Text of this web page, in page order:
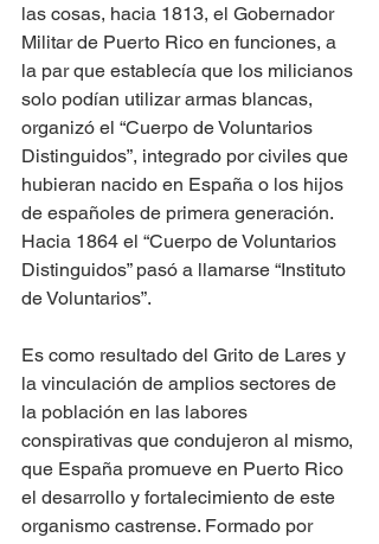
las cosas, hacia 1813, el Gobernador
Militar de Puerto Rico en funciones, a
la par que establecía que los milicianos
solo podían utilizar armas blancas,
organizó el “Cuerpo de Voluntarios
Distinguidos”, integrado por civiles que
hubieran nacido en España o los hijos
de españoles de primera generación.
Hacia 1864 el “Cuerpo de Voluntarios
Distinguidos” pasó a llamarse “Instituto
de Voluntarios”.
Es como resultado del Grito de Lares y
la vinculación de amplios sectores de
la población en las labores
conspirativas que condujeron al mismo,
que España promueve en Puerto Rico
el desarrollo y fortalecimiento de este
organismo castrense. Formado por